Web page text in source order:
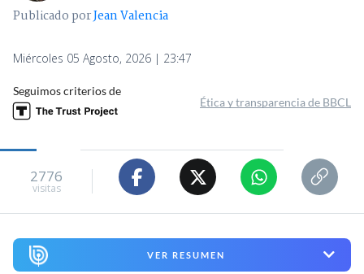
Publicado porJean Valencia
Miércoles 05 Agosto, 2026 | 23:47
Seguimos criterios de
Ética y transparencia de BBCL
2776
visitas
VER RESUMEN